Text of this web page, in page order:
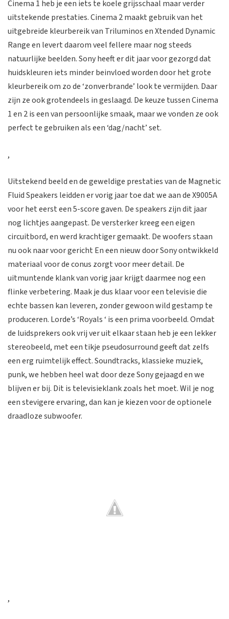
Cinema 1 heb je een iets te koele grijsschaal maar verder
uitstekende prestaties. Cinema 2 maakt gebruik van het
uitgebreide kleurbereik van Triluminos en Xtended Dynamic
Range en levert daarom veel fellere maar nog steeds
natuurlijke beelden. Sony heeft er dit jaar voor gezorgd dat
huidskleuren iets minder beinvloed worden door het grote
kleurbereik om zo de ‘zonverbrande’ look te vermijden. Daar
zijn ze ook grotendeels in geslaagd. De keuze tussen Cinema
1 en 2 is een van persoonlijke smaak, maar we vonden ze ook
perfect te gebruiken als een ‘dag/nacht’ set.
,
Uitstekend beeld en de geweldige prestaties van de Magnetic
Fluid Speakers leidden er vorig jaar toe dat we aan de X9005A
voor het eerst een 5-score gaven. De speakers zijn dit jaar
nog lichtjes aangepast. De versterker kreeg een eigen
circuitbord, en werd krachtiger gemaakt. De woofers staan
nu ook naar voor gericht En een nieuw door Sony ontwikkeld
materiaal voor de conus zorgt voor meer detail. De
uitmuntende klank van vorig jaar krijgt daarmee nog een
flinke verbetering. Maak je dus klaar voor een televisie die
echte bassen kan leveren, zonder gewoon wild gestamp te
produceren. Lorde’s ‘Royals ‘ is een prima voorbeeld. Omdat
de luidsprekers ook vrij ver uit elkaar staan heb je een lekker
stereobeeld, met een tikje pseudosurround geeft dat zelfs
een erg ruimtelijk effect. Soundtracks, klassieke muziek,
punk, we hebben heel wat door deze Sony gejaagd en we
blijven er bij. Dit is televisieklank zoals het moet. Wil je nog
een stevigere ervaring, dan kan je kiezen voor de optionele
draadloze subwoofer.
,